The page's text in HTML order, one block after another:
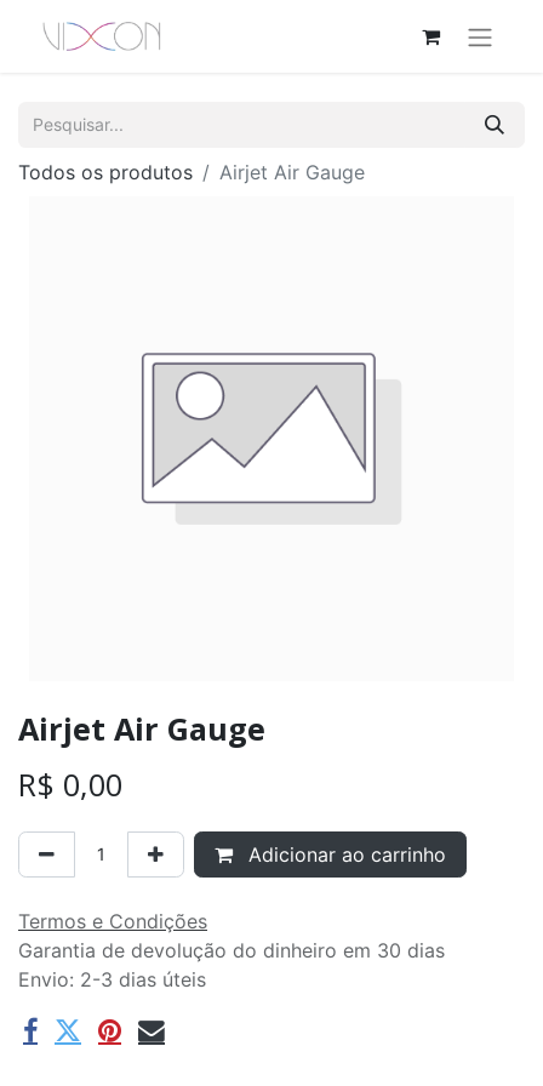
Todos os produtos Airjet Air Gauge
Airjet Air Gauge
R$ 0,00
Adicionar ao carrinho
Termos e Condições
Garantia de devolução do dinheiro em 30 dias
Envio: 2-3 dias úteis